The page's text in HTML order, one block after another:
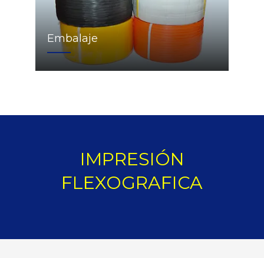
Embalaje
IMPRESIÓN
FLEXOGRAFICA